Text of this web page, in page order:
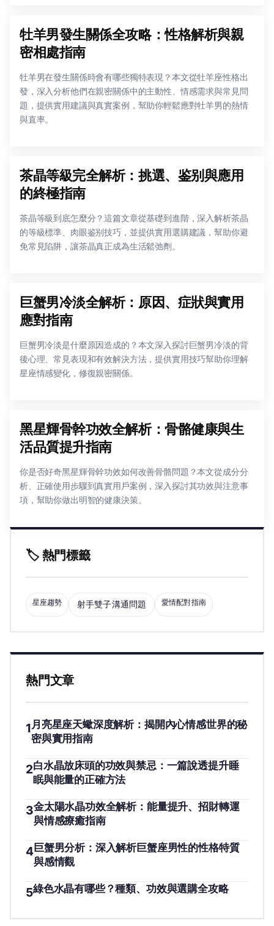
牡羊男發生關係全攻略：性格解析與親
密相處指南
牡羊男在發生關係時會有哪些獨特表現？本文從牡羊座性格出
發，深入分析他們在親密關係中的主動性、情感需求與常見問
題，提供實用建議與真實案例，幫助你輕鬆應對牡羊男的熱情
與直率。
茶晶等級完全解析：挑選、鉴别與應用
的終極指南
茶晶等級到底怎麼分？這篇文章從基礎到進階，深入解析茶晶
的等級標準、肉眼鉴别技巧，並提供實用選購建議，幫助你避
免常見陷阱，讓茶晶真正成為生活鬆弛劑。
巨蟹男冷淡全解析：原因、症狀與實用
應對指南
巨蟹男冷淡是什麼原因造成的？本文深入探討巨蟹男冷淡的背
後心理、常見表現和有效解決方法，提供實用技巧幫助你理解
星座情感變化，修復親密關係。
黑星輝骨幹功效全解析：骨骼健康與生
活品質提升指南
你是否好奇黑星輝骨幹功效如何改善骨骼問題？本文從成分分
析、正確使用步驟到真實用戶案例，深入探討其功效與注意事
項，幫助你做出明智的健康決策。
🏷️ 熱門標籤
星座趨勢 射手雙子溝通問題 愛情配對指南
熱門文章
1月亮星座天蠍深度解析：揭開內心情感世界的秘
密與實用指南
2白水晶放床頭的功效與禁忌：一篇說透提升睡
眠與能量的正確方法
3金太陽水晶功效全解析：能量提升、招財轉運
與情感療癒指南
4巨蟹男分析：深入解析巨蟹座男性的性格特質
與感情觀
5綠色水晶有哪些？種類、功效與選購全攻略